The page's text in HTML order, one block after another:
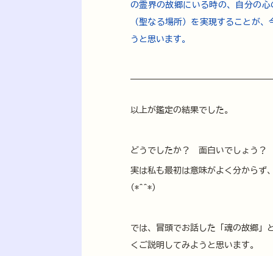
の霊界の故郷にいる時の、自分の
（聖なる場所）を実現することが
うと思います。
以上が鑑定の結果でした。
どうでしたか？　面白いでしょう
実は私も最初は意味がよく分からず
(*^^*)
では、冒頭でお話した「魂の故郷」
くご説明してみようと思います。